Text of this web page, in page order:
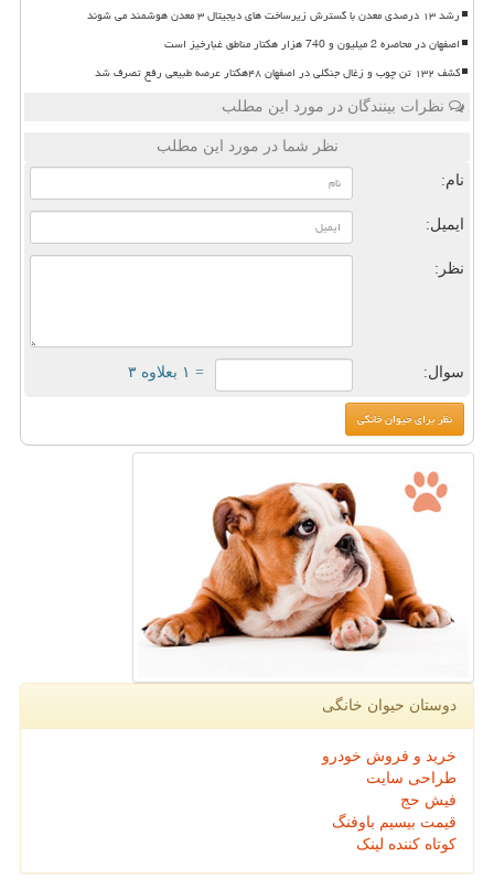
رشد ۱۳ درصدی معدن با گسترش زیرساخت های دیجیتال ۳ معدن هوشمند می شوند
اصفهان در محاصره 2 میلیون و 740 هزار هکتار مناطق غبارخیز است
کشف ۱۳۲ تن چوب و زغال جنگلی در اصفهان ۴۸هکتار عرصه طبیعی رفع تصرف شد
نظرات بینندگان در مورد این مطلب
نظر شما در مورد این مطلب
نام:
ایمیل:
نظر:
سوال: = ۱ بعلاوه ۳
دوستان حیوان خانگی
خرید و فروش خودرو
طراحی سایت
فیش حج
قیمت بیسیم باوفنگ
کوتاه کننده لینک